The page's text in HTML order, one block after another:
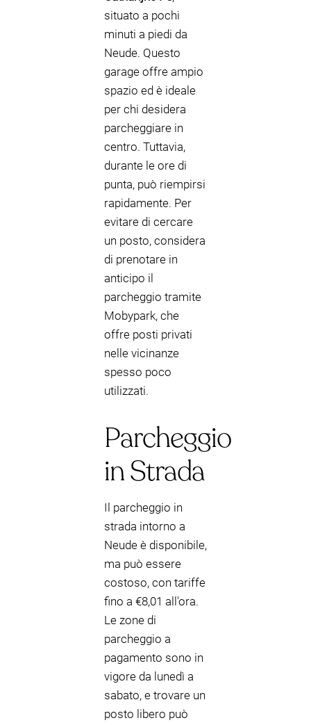
situato a pochi
minuti a piedi da
Neude. Questo
garage offre ampio
spazio ed è ideale
per chi desidera
parcheggiare in
centro. Tuttavia,
durante le ore di
punta, può riempirsi
rapidamente. Per
evitare di cercare
un posto, considera
di prenotare in
anticipo il
parcheggio tramite
Mobypark, che
offre posti privati
nelle vicinanze
spesso poco
utilizzati.
Parcheggio
in Strada
Il parcheggio in
strada intorno a
Neude è disponibile,
ma può essere
costoso, con tariffe
fino a €8,01 all'ora.
Le zone di
parcheggio a
pagamento sono in
vigore da lunedì a
sabato, e trovare un
posto libero può